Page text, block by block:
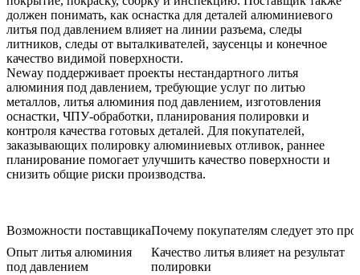
должен понимать, как оснастка для деталей алюминиевого
литья под давлением влияет на линии разъема, следы
литников, следы от выталкивателей, заусенцы и конечное
качество видимой поверхности.
Neway поддерживает проекты нестандартного литья
алюминия под давлением, требующие услуг по литью
металлов, литья алюминия под давлением, изготовления
оснастки, ЧПУ-обработки, планирования полировки и
контроля качества готовых деталей. Для покупателей,
заказывающих полировку алюминиевых отливок, раннее
планирование помогает улучшить качество поверхности и
снизить общие риски производства.
Возможности поставщикаПочему покупателям следует это
Опыт литья алюминия
под давлением
Качество литья влияет на результат
полировки